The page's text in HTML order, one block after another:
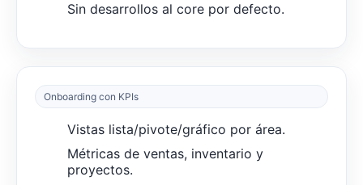
Sin desarrollos al core por defecto.
Onboarding con KPIs
Vistas lista/pivote/gráfico por área.
Métricas de ventas, inventario y
proyectos.